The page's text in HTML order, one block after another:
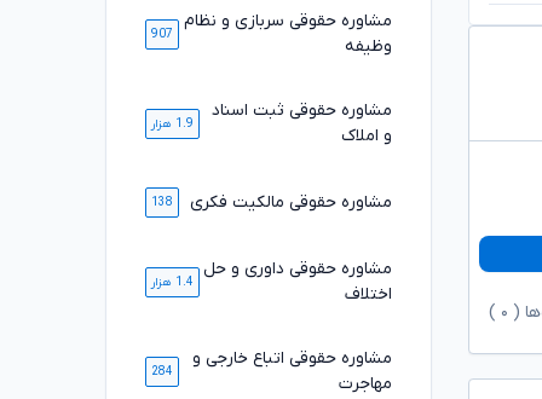
( ۰
مشاوره حقوقی سربازی و نظام
وظیفه
907
مشاوره حقوقی ثبت اسناد
و املاک
1.9 هزار
مشاوره حقوقی مالکیت فکری 138
مشاوره حقوقی داوری و حل
اختلاف
1.4 هزار
مشاوره حقوقی اتباع خارجی و
مهاجرت
284